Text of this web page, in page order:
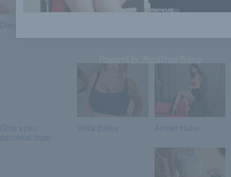
Dionne Daniels
Gina szexi
pózokkal izgat
Viola Bailey Amber Hahn